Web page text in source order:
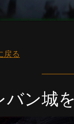
戻る
バン城